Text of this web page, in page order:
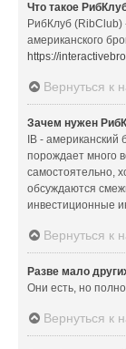
Что такое
РибКлуб (RibClub)
американского
https://
Вернуться к
Зачем нужен
IB -
порождает много
самостоятельно,
обсуждаются
инвестиционные
Вернуться к
Разве мало
Они есть, но
Вернуться к